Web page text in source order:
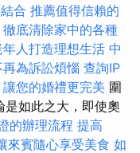
合 推薦值得信賴的
底清除家中的各種
人打造理想生活 中
為訴訟煩惱 查詢IP
您的婚禮更完美 圍
是如此之大，即使奧
的辦理流程 提高
來賓隨心享受美食 如